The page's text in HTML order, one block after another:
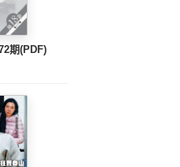
期(PDF)